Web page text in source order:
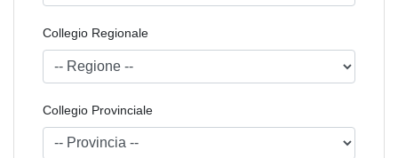
Collegio Regionale
Collegio Provinciale